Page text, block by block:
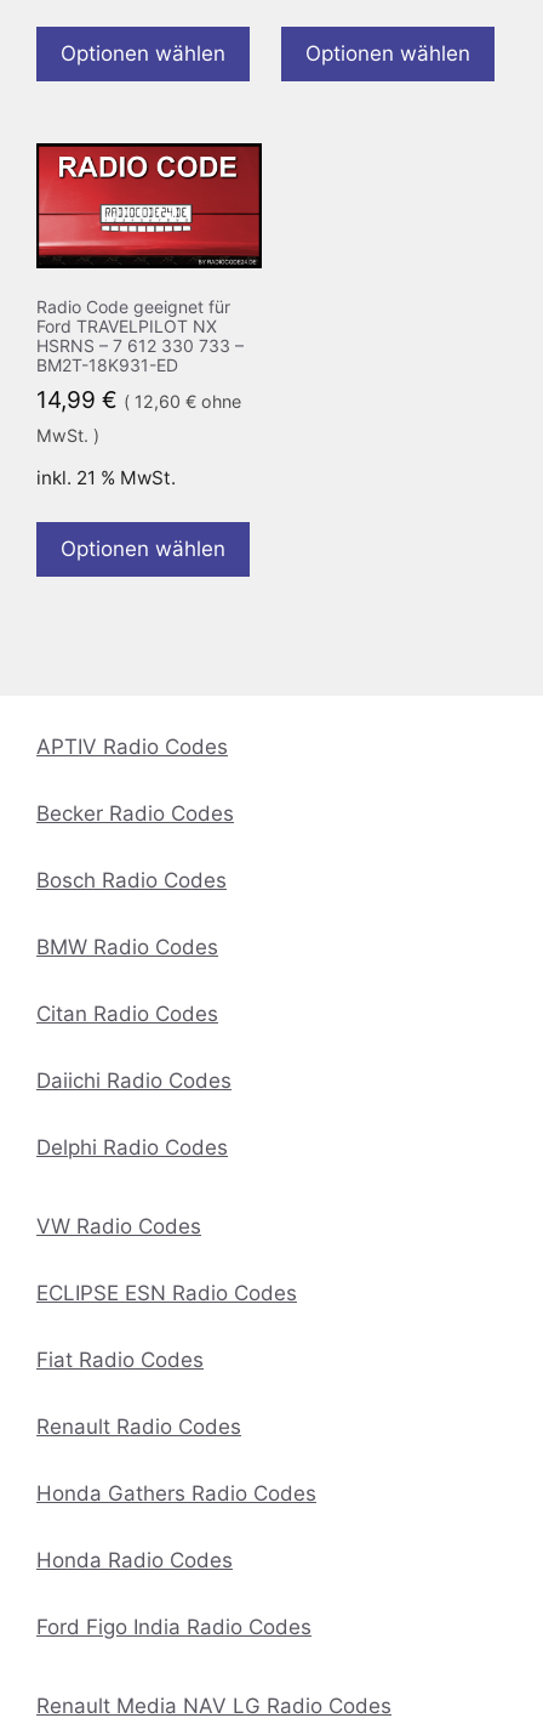
Optionen wählen Optionen wählen
Radio Code geeignet für
Ford TRAVELPILOT NX
HSRNS – 7 612 330 733 –
BM2T-18K931-ED
14,99 € ( 12,60 € ohne
MwSt. )
inkl. 21 % MwSt.
Optionen wählen
APTIV Radio Codes
Becker Radio Codes
Bosch Radio Codes
BMW Radio Codes
Citan Radio Codes
Daiichi Radio Codes
Delphi Radio Codes
VW Radio Codes
ECLIPSE ESN Radio Codes
Fiat Radio Codes
Renault Radio Codes
Honda Gathers Radio Codes
Honda Radio Codes
Ford Figo India Radio Codes
Renault Media NAV LG Radio Codes